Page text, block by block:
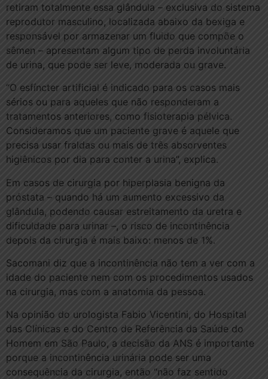
retiram totalmente essa glândula – exclusiva do sistema
reprodutor masculino, localizada abaixo da bexiga e
responsável por armazenar um fluido que compõe o
sêmen – apresentam algum tipo de perda involuntária
de urina, que pode ser leve, moderada ou grave.
“O esfíncter artificial é indicado para os casos mais
sérios ou para aqueles que não responderam a
tratamentos anteriores, como fisioterapia pélvica.
Consideramos que um paciente grave é aquele que
precisa usar fraldas ou mais de três absorventes
higiênicos por dia para conter a urina”, explica.
Em casos de cirurgia por hiperplasia benigna da
próstata – quando há um aumento excessivo da
glândula, podendo causar estreitamento da uretra e
dificuldade para urinar –, o risco de incontinência
depois da cirurgia é mais baixo: menos de 1%.
Sacomani diz que a incontinência não tem a ver com a
idade do paciente nem com os procedimentos usados
na cirurgia, mas com a anatomia da pessoa.
Na opinião do urologista Fabio Vicentini, do Hospital
das Clínicas e do Centro de Referência da Saúde do
Homem em São Paulo, a decisão da ANS é importante
porque a incontinência urinária pode ser uma
consequência da cirurgia, então “não faz sentido